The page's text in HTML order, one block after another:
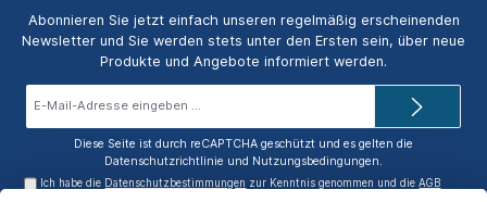
Abonnieren Sie jetzt einfach unseren regelmäßig erscheinenden
Newsletter und Sie werden stets unter den Ersten sein, über neue
Produkte und Angebote informiert werden.
Diese Seite ist durch reCAPTCHA geschützt und es gelten die
Datenschutzrichtlinie und Nutzungsbedingungen.
Ich habe die Datenschutzbestimmungen zur Kenntnis genommen und dieAGB